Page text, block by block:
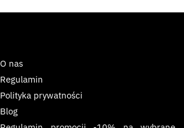
O nas
Regulamin
Polityka prywatności
Blog